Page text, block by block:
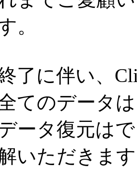
。
了に伴い、
てのデータ
ータ復元は
いただきま